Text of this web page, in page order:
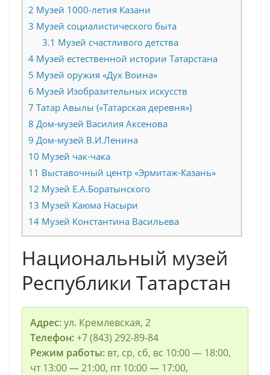
2 Музей 1000-летия Казани
3 Музей социалистического быта
3.1 Музей счастливого детства
4 Музей естественной истории Татарстана
5 Музей оружия «Дух Воина»
6 Музей Изобразительных искусств
7 Татар Авылы («Татарская деревня»)
8 Дом-музей Василия Аксенова
9 Дом-музей В.И.Ленина
10 Музей чак-чака
11 Выставочный центр «Эрмитаж-Казань»
12 Музей Е.А.Боратынского
13 Музей Каюма Насыри
14 Музей Константина Васильева
Национальный музей
Республики Татарстан
Адрес:ул. Кремлевская, 2
Телефон:+7 (843) 292-89-84
Режим работы:вт, ср, сб, вс 10:00 — 18:00,
чт 13:00 — 21:00, пт 10:00 — 17:00,